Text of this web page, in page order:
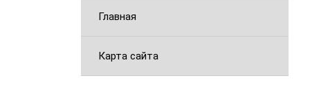
Главная
Карта сайта